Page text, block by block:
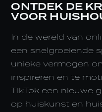
ONTDEK DE
VOOR
In de wereld van
een snelgroeiende
unieke vermogen
inspireren en te
TikTok een nieuwe
op huiskunst en